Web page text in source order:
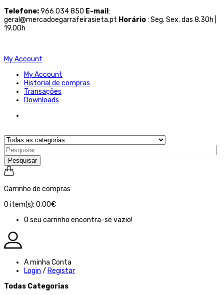
Telefone:966 034 850 E-mail :
geral@mercadoegarrafeirasieta.pt Horário: Seg. Sex. das 8.30h |
19.00h
My Account
My Account
Historial de compras
Transações
Downloads
Pesquisar
Carrinho de compras
0 item(s): 0.00€
O seu carrinho encontra-se vazio!
A minha Conta
Login / Registar
Todas Categorias